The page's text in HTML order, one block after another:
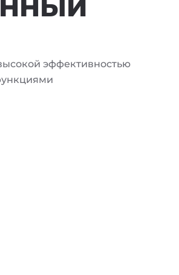
эффективностью